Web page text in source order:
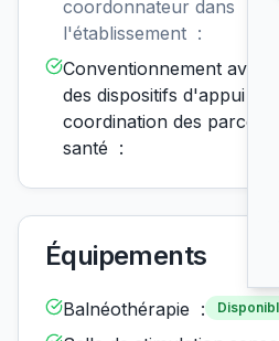
coordonnateur dans
l'établissement :
Conventionnement avec
des dispositifs d'appui à la
coordination des parcours
santé :
Équipements
Balnéothérapie :